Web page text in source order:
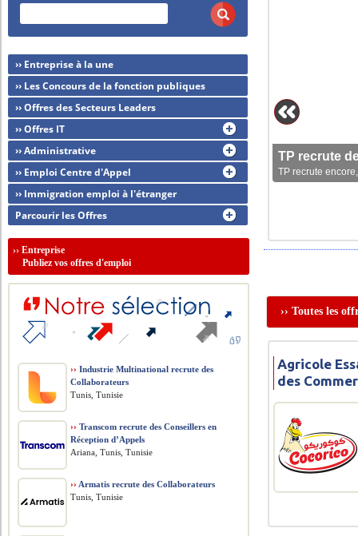
TP recrute
TP recrute
›› Toutes les
Agricole
des
›› Entreprise à la une
›› Les Concours de la fonction publiques
›› Offres des Secteurs Leaders
›› Offres IT
›› Administrative
›› Emploi Centre d'Appel
›› Immigration emploi à l'étranger
Parcourir les Offres
››Entreprise
Publiez vos offres d'emploi
›› Industrie Multinational recrute des
Collaborateurs
Tunis, Tunisie
›› Transcom recrute des Conseillers en
Réception d’Appels
Ariana, Tunis, Tunisie
›› Armatis recrute des Collaborateurs
Tunis, Tunisie